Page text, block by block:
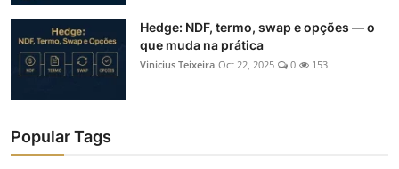
Hedge: NDF, termo, swap e opções — o
que muda na prática
Vinicius Teixeira Oct 22, 2025 0 153
Popular Tags